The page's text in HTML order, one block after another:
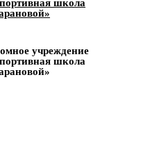
школа
учреждение
школа